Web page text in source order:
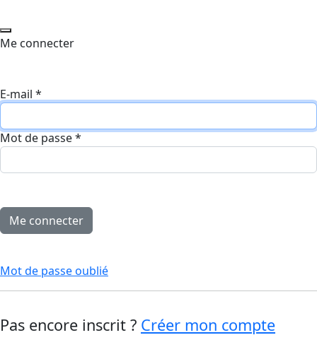
Me connecter
E-mail *
Mot de passe*
Mot de passe oublié
Pas encore inscrit ? Créer mon compte